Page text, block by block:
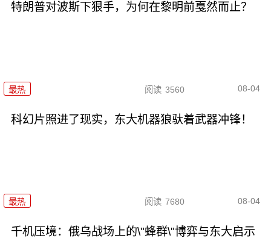
特朗普对波斯下狠手，为何在黎明前戛然而止？
最热 阅读 3560 08-04
科幻片照进了现实，东大机器狼驮着武器冲锋！
最热 阅读 7680 08-04
千机压境：俄乌战场上的\"蜂群\"博弈与东大启示